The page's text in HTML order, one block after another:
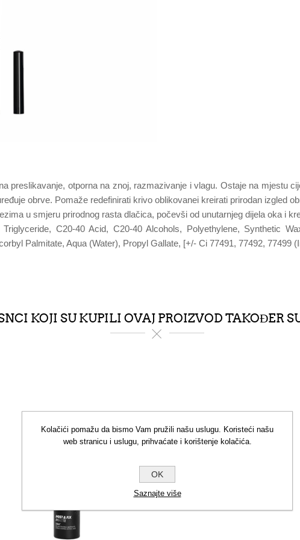
preslikavanje, otporna na znoj, razmazivanje i vlagu. Ostaje na mjestu
obrve. Pomaže redefinirati krivo oblikovanei kreirati prirodan izgled
u smjeru prirodnog rasta dlačica, počevši od unutarnjeg dijela oka i
C20-40 Acid, C20-40 Alcohols, Polyethylene, Synthetic
Palmitate, Aqua (Water), Propyl Gallate, [+/- Ci 77491, 77492, 77499
KOJI SU KUPILI OVAJ PROIZVOD TAKOĐER
Kolačići pomažu da bismo Vam pružili našu uslugu. Koristeći našu
web stranicu i uslugu, prihvaćate i korištenje kolačića.
OK
Saznajte više